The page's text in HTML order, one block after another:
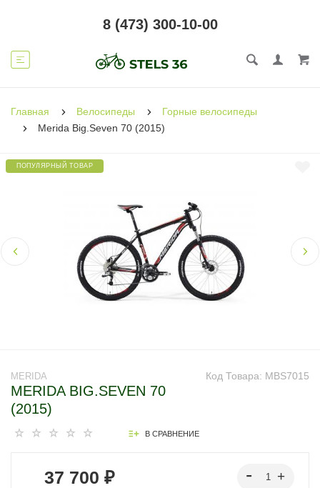
8 (473) 300-10-00
Главная Велосипеды
Горные велосипеды
Merida Big.Seven 70 (2015)
ПОПУЛЯРНЫЙ ТОВАР
Код Товара: MBS7015
MERIDA
MERIDA BIG.SEVEN 70
(2015)
В СРАВНЕНИЕ
37 700 ₽